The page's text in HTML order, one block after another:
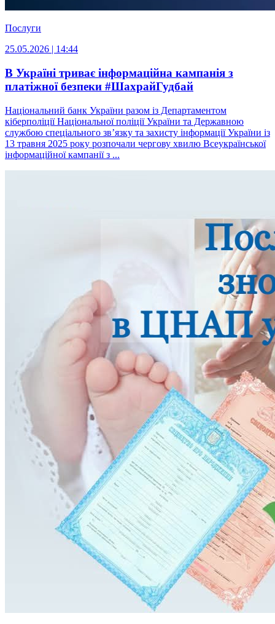
Послуги
25.05.2026 | 14:44
В Україні триває інформаційна кампанія з
платіжної безпеки #ШахрайГудбай
Національний банк України разом із Департаментом
кіберполіції Національної поліції України та Державною
службою спеціального зв’язку та захисту інформації України із
13 травня 2025 року розпочали чергову хвилю Всеукраїнської
інформаційної кампанії з ...